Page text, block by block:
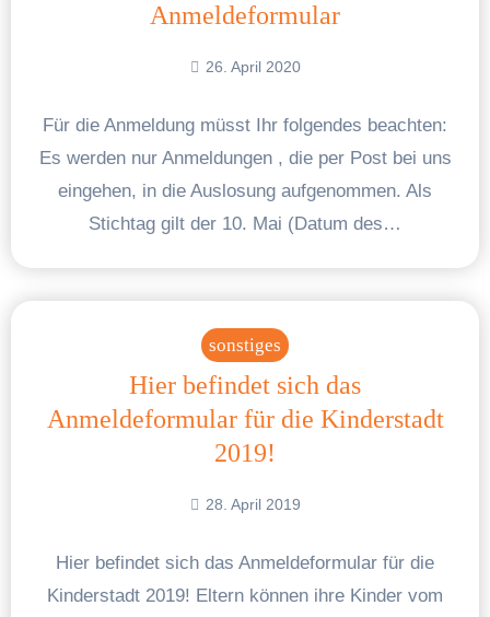
Anmeldeformular
26. April 2020
Für die Anmeldung müsst Ihr folgendes beachten:
Es werden nur Anmeldungen , die per Post bei uns
eingehen, in die Auslosung aufgenommen. Als
Stichtag gilt der 10. Mai (Datum des…
sonstiges
Hier befindet sich das
Anmeldeformular für die Kinderstadt
2019!
28. April 2019
Hier befindet sich das Anmeldeformular für die
Kinderstadt 2019! Eltern können ihre Kinder vom